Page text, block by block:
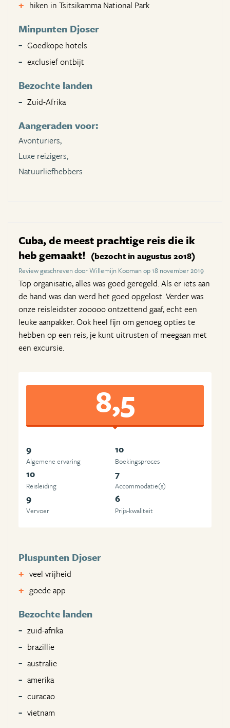
hiken in Tsitsikamma National Park
Minpunten Djoser
Goedkope hotels
exclusief ontbijt
Bezochte landen
Zuid-Afrika
Aangeraden voor:
Avonturiers,
Luxe reizigers,
Natuurliefhebbers
Cuba, de meest prachtige reis die ik
heb gemaakt! (bezocht in augustus 2018)
Review geschreven door Willemijn Kooman op 18 november 2019
Top organisatie, alles was goed geregeld. Als er iets aan
de hand was dan werd het goed opgelost. Verder was
onze reisleidster zooooo ontzettend gaaf, echt een
leuke aanpakker. Ook heel fijn om genoeg opties te
hebben op een reis, je kunt uitrusten of meegaan met
een excursie.
8,5
9
Algemene ervaring
10
Boekingsproces
10
Reisleiding
7
Accommodatie(s)
9
Vervoer
6
Prijs-kwaliteit
Pluspunten Djoser
veel vrijheid
goede app
Bezochte landen
zuid-afrika
brazillie
australie
amerika
curacao
vietnam